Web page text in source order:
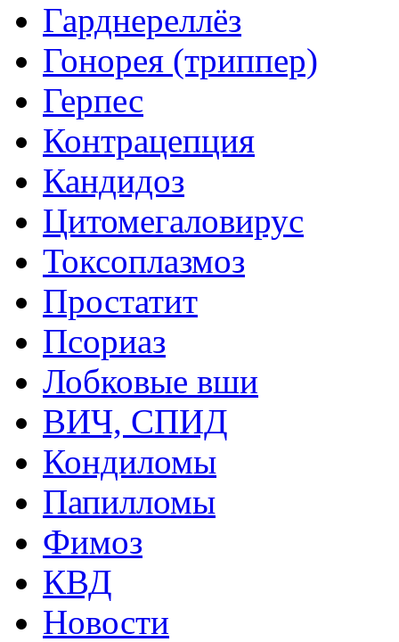
Гарднереллёз
Гонорея (триппер)
Герпес
Контрацепция
Кандидоз
Цитомегаловирус
Токсоплазмоз
Простатит
Псориаз
Лобковые вши
ВИЧ, СПИД
Кондиломы
Папилломы
Фимоз
КВД
Новости